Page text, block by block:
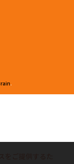
.
ご提供するた